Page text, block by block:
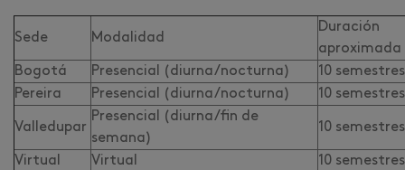
Sede Modalidad
Duración
aproximada
Bogotá
Presencial (diurna/nocturna)
10
Pereira
Presencial (diurna/nocturna) 10
Valledupar
Presencial (diurna/fin de
semana)
10
Virtual Virtual 10